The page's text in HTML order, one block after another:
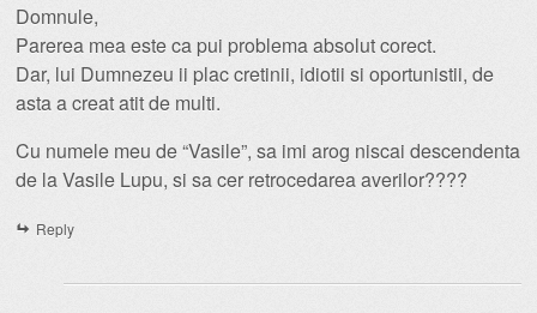
Domnule,
Parerea mea este ca pui problema absolut corect.
Dar, lui Dumnezeu ii plac cretinii, idiotii si oportunistii, de
asta a creat atit de multi.
Cu numele meu de “Vasile”, sa imi arog niscai descendenta
de la Vasile Lupu, si sa cer retrocedarea averilor????
Reply